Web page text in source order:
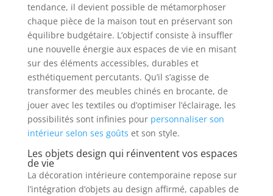
tendance, il devient possible de métamorphoser
chaque pièce de la maison tout en préservant son
équilibre budgétaire. L’objectif consiste à insuffler
une nouvelle énergie aux espaces de vie en misant
sur des éléments accessibles, durables et
esthétiquement percutants. Qu’il s’agisse de
transformer des meubles chinés en brocante, de
jouer avec les textiles ou d’optimiser l’éclairage, les
possibilités sont infinies pour personnaliser son
intérieur selon ses goûts et son style.
Les objets design qui réinventent vos espaces
de vie
La décoration intérieure contemporaine repose sur
l’intégration d’objets au design affirmé, capables de